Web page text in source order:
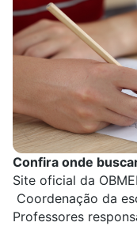
Confira onde
Site oficial da
Coordenação da
Professores